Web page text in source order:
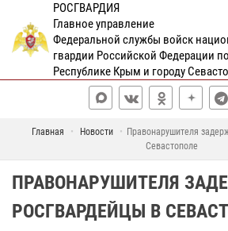
РОСГВАРДИЯ
Главное управление
Федеральной службы войск
гвардии Российской Федерации по
Республике Крым и городу
Главная Новости
Правонарушителя
Севастополе
ПРАВОНАРУШИТЕЛЯ
РОСГВАРДЕЙЦЫ В